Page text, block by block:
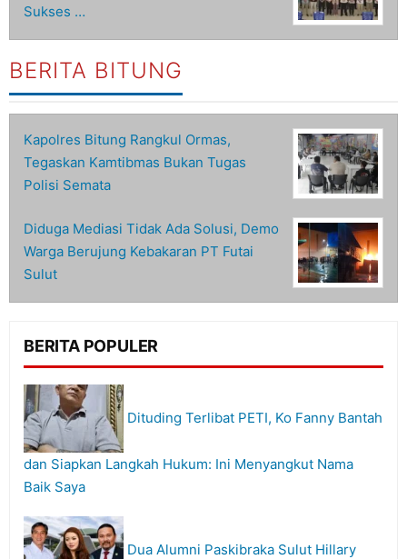
Sukses …
BERITA BITUNG
Kapolres Bitung Rangkul Ormas,
Tegaskan Kamtibmas Bukan Tugas
Polisi Semata
Diduga Mediasi Tidak Ada Solusi, Demo
Warga Berujung Kebakaran PT Futai
Sulut
BERITA POPULER
Dituding Terlibat PETI, Ko Fanny Bantah
dan Siapkan Langkah Hukum: Ini Menyangkut Nama
Baik Saya
Dua Alumni Paskibraka Sulut Hillary